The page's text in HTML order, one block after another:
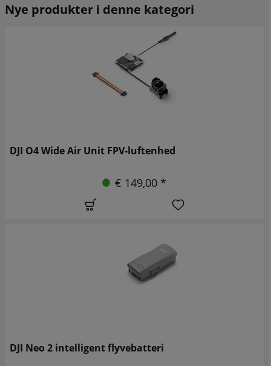
Nye produkter i denne kategori
DJI O4 Wide Air Unit FPV-luftenhed
€ 149,00 *
DJI Neo 2 intelligent flyvebatteri